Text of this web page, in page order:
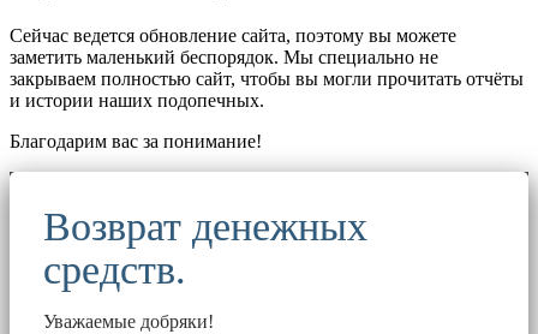
Сейчас ведется обновление сайта, поэтому вы можете
заметить маленький беспорядок. Мы специально не
закрываем полностью сайт, чтобы вы могли прочитать отчёты
и истории наших подопечных.
Благодарим вас за понимание!
Возврат денежных
средств.
Уважаемые добряки!